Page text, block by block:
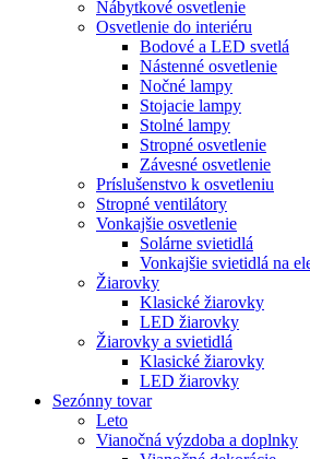
Nábytkové osvetlenie
Osvetlenie do interiéru
Bodové a LED svetlá
Nástenné osvetlenie
Nočné lampy
Stojacie lampy
Stolné lampy
Stropné osvetlenie
Závesné osvetlenie
Príslušenstvo k osvetleniu
Stropné ventilátory
Vonkajšie osvetlenie
Solárne svietidlá
Vonkajšie svietidlá na
Žiarovky
Klasické žiarovky
LED žiarovky
Žiarovky a svietidlá
Klasické žiarovky
LED žiarovky
Sezónny tovar
Leto
Vianočná výzdoba a doplnky